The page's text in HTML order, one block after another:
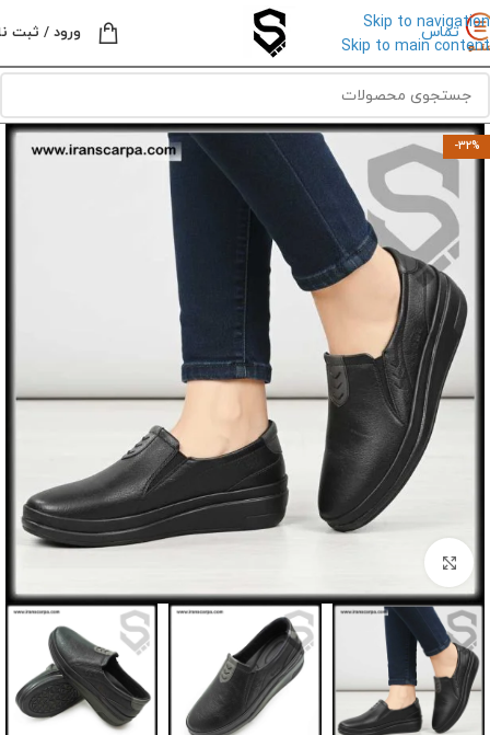
Skip to navigation
Skip to main content
تماس ورود / ثبت
-32%